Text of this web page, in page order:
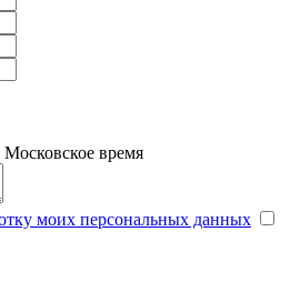
время
моих персональных данных